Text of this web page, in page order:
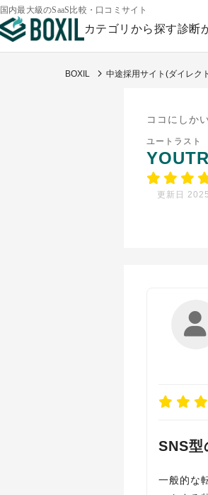
国内最大級のSaaS比較・口コミサイト
カテゴリから探す診断
BOXIL 中途採用サイト(ダイレク
ココにしか
ユートラスト
更新日
SNS型
一般的な